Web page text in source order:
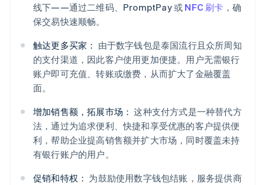
线下——通过二维码、PromptPay 或 NFC 刷卡 ，确
保交易快速顺畅。
触达更多买家： 由于数字钱包是泰国流行且众所周知
的支付渠道，因此客户使用更加便捷。用户无需银行
账户即可充值、转账或缴费，从而扩大了金融覆盖
面。
增加销售额，拓展市场： 这种支付方式是一种替代方
法，通过为追求便利、快捷和享受优惠的客户提供便
利，帮助企业提高销售额并扩大市场，同时覆盖未持
有银行账户的用户。
促销和特权： 为鼓励使用数字钱包结账，服务提供商